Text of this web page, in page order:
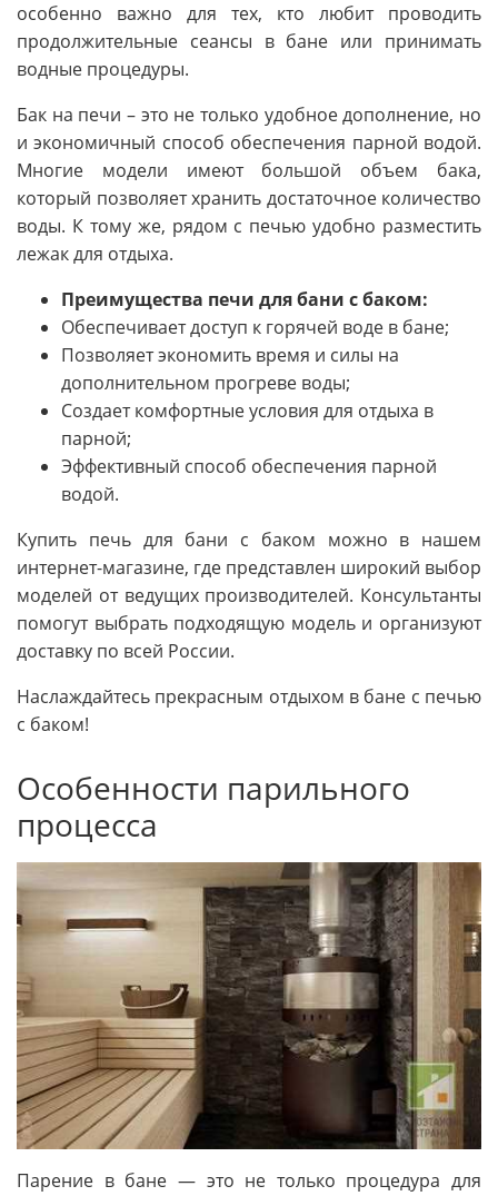
особенно важно для тех, кто любит проводить
продолжительные сеансы в бане или принимать
водные процедуры.
Бак на печи – это не только удобное дополнение, но
и экономичный способ обеспечения парной водой.
Многие модели имеют большой объем бака,
который позволяет хранить достаточное количество
воды. К тому же, рядом с печью удобно разместить
лежак для отдыха.
Преимущества печи для бани с баком:
Обеспечивает доступ к горячей воде в бане;
Позволяет экономить время и силы на
дополнительном прогреве воды;
Создает комфортные условия для отдыха в
парной;
Эффективный способ обеспечения парной
водой.
Купить печь для бани с баком можно в нашем
интернет-магазине, где представлен широкий выбор
моделей от ведущих производителей. Консультанты
помогут выбрать подходящую модель и организуют
доставку по всей России.
Наслаждайтесь прекрасным отдыхом в бане с печью
с баком!
Особенности парильного
процесса
Парение в бане — это не только процедура для